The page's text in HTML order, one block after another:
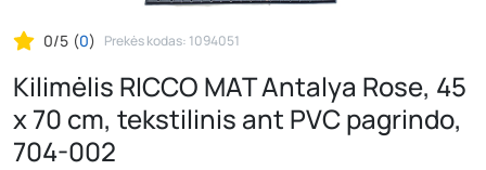
0/5 (0) Prekės kodas: 1094051
Kilimėlis RICCO MAT Antalya Rose, 45
x 70 cm, tekstilinis ant PVC pagrindo,
704-002